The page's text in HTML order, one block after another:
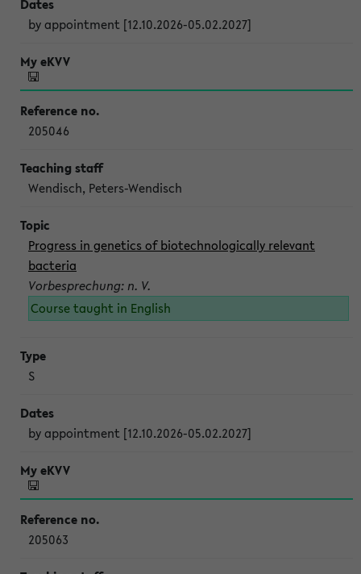
by appointment [12.10.2026-05.02.2027]
205046
Wendisch, Peters-Wendisch
Progress in genetics of biotechnologically relevant
bacteria
Vorbesprechung: n. V.
Course taught in English
S
by appointment [12.10.2026-05.02.2027]
205063